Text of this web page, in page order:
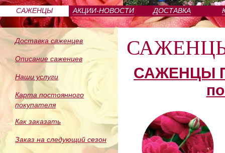
САЖЕНЦЫ
ПИТОМНИКА
АКЦИИ-НОВОСТИ ДОСТАВКА
Доставка саженцев
Описание саженцев
Наши услуги
Карта постоянного
покупателя
Как заказать
Заказ на следующий сезон
САЖЕНЦЫ